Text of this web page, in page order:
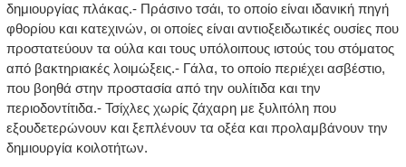
δημιουργίας πλάκας.- Πράσινο τσάι, το οποίο είναι ιδανική πηγή
φθορίου και κατεχινών, οι οποίες είναι αντιοξειδωτικές ουσίες που
προστατεύουν τα ούλα και τους υπόλοιπους ιστούς του στόματος
από βακτηριακές λοιμώξεις.- Γάλα, το οποίο περιέχει ασβέστιο,
που βοηθά στην προστασία από την ουλίτιδα και την
περιοδοντίτιδα.- Τσίχλες χωρίς ζάχαρη με ξυλιτόλη που
εξουδετερώνουν και ξεπλένουν τα οξέα και προλαμβάνουν την
δημιουργία κοιλοτήτων.